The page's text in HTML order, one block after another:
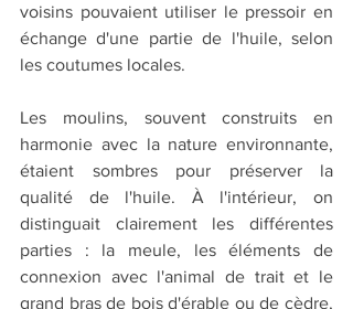
voisins pouvaient utiliser le pressoir en
échange d'une partie de l'huile, selon
les coutumes locales.
Les moulins, souvent construits en
harmonie avec la nature environnante,
étaient sombres pour préserver la
qualité de l'huile. À l'intérieur, on
distinguait clairement les différentes
parties : la meule, les éléments de
connexion avec l'animal de trait et le
grand bras de bois d'érable ou de cèdre,